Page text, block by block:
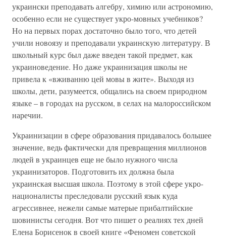
украински преподавать алгебру, химию или астрономию,
особенно если не существует укро-мовных учебников?
Но на первых порах достаточно было того, что детей
учили новоязу и преподавали украинскую литературу. В
школьный курс был даже введен такой предмет, как
украиноведение. Но даже украинизация школы не
привела к «вживанню цей мовы в жите». Выходя из
школы, дети, разумеется, общались на своем природном
языке – в городах на русском, в селах на малороссийском
наречии.
Украинизации в сфере образования придавалось большее
значение, ведь фактически для превращения миллионов
людей в украинцев еще не было нужного числа
украинизаторов. Подготовить их должна была
украинская высшая школа. Поэтому в этой сфере укро-
националисты преследовали русский язык куда
агрессивнее, нежели самые матерые прибалтийские
шовинисты сегодня. Вот что пишет о реалиях тех дней
Елена Борисенок в своей книге «Феномен советской